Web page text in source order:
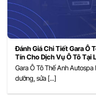
Đánh Giá Chi Tiết Gara Ô
Tín Cho Dịch Vụ Ô Tô Tại
Gara Ô Tô Thế Anh
dưỡng, sửa [...]